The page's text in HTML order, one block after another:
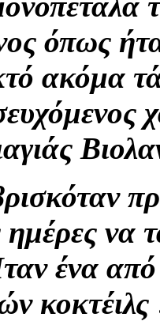
όπως
ακόμα
ημέρες να
ένα από
κοκτέιλς